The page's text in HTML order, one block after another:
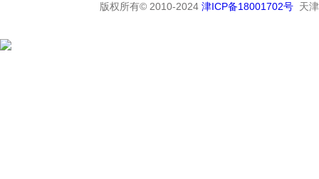
版权所有© 2010-2024 津ICP备18001702号 天